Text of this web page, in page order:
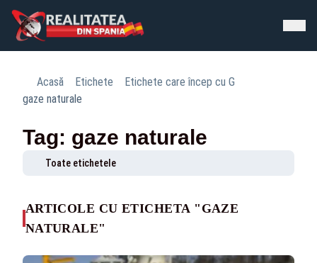
Acasă Etichete
Etichete care încep cu G
gaze naturale
Tag: gaze naturale
Toate etichetele
ARTICOLE CU ETICHETA "GAZE
NATURALE"